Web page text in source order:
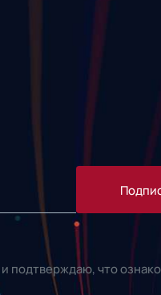
и подтверждаю, что